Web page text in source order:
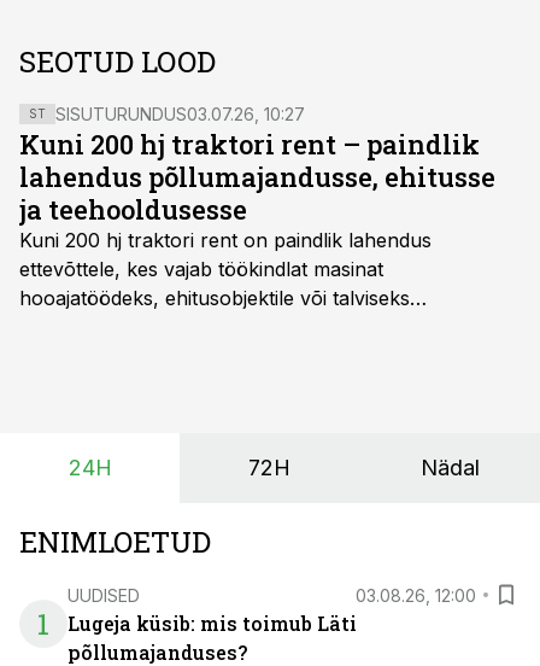
SEOTUD LOOD
ST SISUTURUNDUS03.07.26, 10:27
Kuni 200 hj traktori rent – paindlik
lahendus põllumajandusse, ehitusse
ja teehooldusesse
Kuni 200 hj traktori rent on paindlik lahendus
ettevõttele, kes vajab töökindlat masinat
hooajatöödeks, ehitusobjektile või talviseks
on suurim ning iga töötund on oluline.
24H 72H Nädal
ENIMLOETUD
1
UUDISED 03.08.26, 12:00
Lugeja küsib: mis toimub Läti
põllumajanduses?